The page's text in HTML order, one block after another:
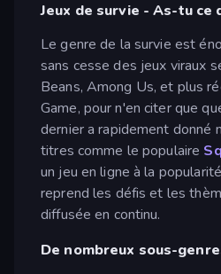
Jeux de survie - As-tu ce
Le genre de la survie est
sans cesse des jeux viraux
Beans, Among Us, et plus
Game, pour n'en citer que
dernier a rapidement donné
titres comme le populaire
un jeu en ligne à la
reprend les défis et les
diffusée en continu.
De nombreux sous-